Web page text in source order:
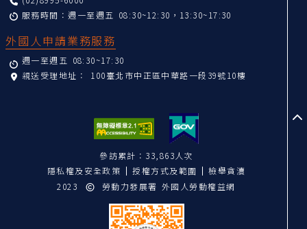
服務時間：週一至週五 08:30~12:30，13:30~17:30
外國人申請業務服務
週一至週五 08:30~17:30
親送受理地址： 100臺北市中正區中華路一段39號10樓
參訪累計：33,863人次
隱私權及安全政策
授權方式及範圍
檢舉貪瀆
2023
勞動力發展署 外國人勞動權益網
至